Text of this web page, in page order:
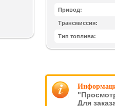
Привод:
Трансмиссия:
Тип топлива:
Для